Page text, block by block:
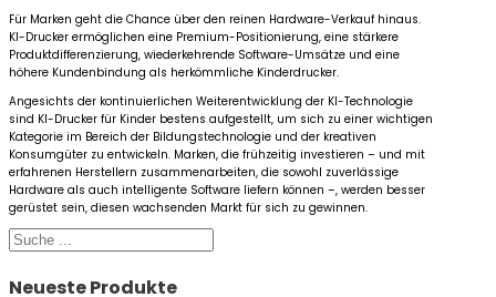
Für Marken geht die Chance über den reinen Hardware-Verkauf hinaus.
KI-Drucker ermöglichen eine Premium-Positionierung, eine stärkere
Produktdifferenzierung, wiederkehrende Software-Umsätze und eine
höhere Kundenbindung als herkömmliche Kinderdrucker.
Angesichts der kontinuierlichen Weiterentwicklung der KI-Technologie
sind KI-Drucker für Kinder bestens aufgestellt, um sich zu einer wichtigen
Kategorie im Bereich der Bildungstechnologie und der kreativen
Konsumgüter zu entwickeln. Marken, die frühzeitig investieren – und mit
erfahrenen Herstellern zusammenarbeiten, die sowohl zuverlässige
Hardware als auch intelligente Software liefern können –, werden besser
gerüstet sein, diesen wachsenden Markt für sich zu gewinnen.
Suchen
Neueste Produkte